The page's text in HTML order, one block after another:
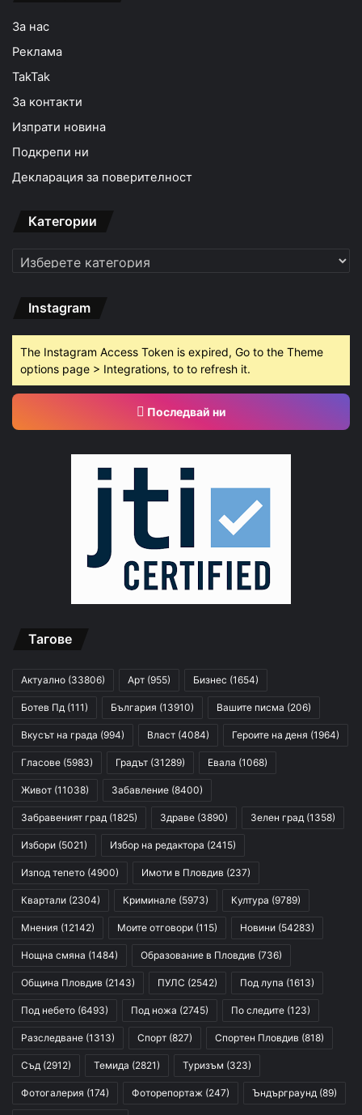
За нас
Реклама
TakTak
За контакти
Изпрати новина
Подкрепи ни
Декларация за поверителност
Категории
Категории
Instagram
The Instagram Access Token is expired, Go to the Theme
options page > Integrations, to to refresh it.
Последвай ни
Тагове
Актуално (33806) Арт (955) Бизнес (1654)
Ботев Пд (111) България (13910) Вашите писма (206)
Вкусът на града (994) Власт (4084) Героите на деня (1964)
Гласове (5983) Градът (31289) Евала (1068)
Живот (11038) Забавление (8400)
Забравеният град (1825) Здраве (3890) Зелен град (1358)
Избори (5021) Избор на редактора (2415)
Изпод тепето (4900) Имоти в Пловдив (237)
Квартали (2304) Криминале (5973) Култура (9789)
Мнения (12142) Моите отговори (115) Новини (54283)
Нощна смяна (1484) Образование в Пловдив (736)
Община Пловдив (2143) ПУЛС (2542) Под лупа (1613)
Под небето (6493) Под ножа (2745) По следите (123)
Разследване (1313) Спорт (827) Спортен Пловдив (818)
Съд (2912) Темида (2821) Туризъм (323)
Фотогалерия (174) Фоторепортаж (247) Ъндърграунд (89)